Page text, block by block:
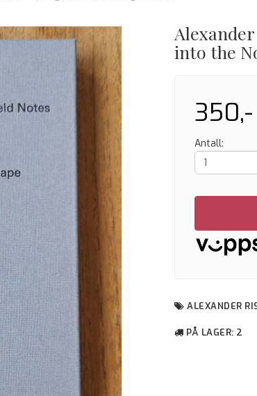
into the
350,-
Antall:
ALEXANDER
PÅ LAGER: 2